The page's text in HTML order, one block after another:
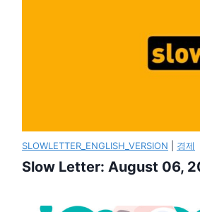
SLOWLETTER_ENGLISH_VERSION 경제
Slow Letter: August 06,